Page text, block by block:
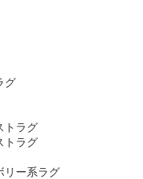
グ
トラグ
トラグ
リー系ラグ